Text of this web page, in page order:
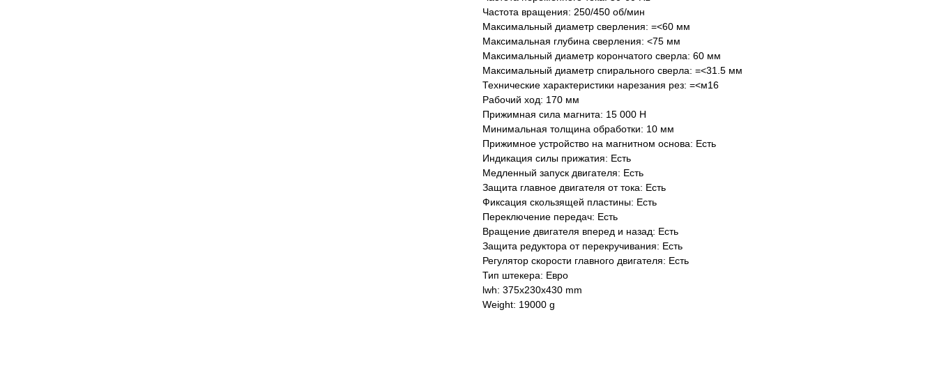
Частота вращения: 250/450 об/мин
Максимальный диаметр сверления: =<60 мм
Максимальная глубина сверления: <75 мм
Максимальный диаметр корончатого сверла: 60 мм
Максимальный диаметр спирального сверла: =<31.5 мм
Технические характеристики нарезания рез: =<м16
Рабочий ход: 170 мм
Прижимная сила магнита: 15 000 Н
Минимальная толщина обработки: 10 мм
Прижимное устройство на магнитном основа: Есть
Индикация силы прижатия: Есть
Медленный запуск двигателя: Есть
Защита главное двигателя от тока: Есть
Фиксация скользящей пластины: Есть
Переключение передач: Есть
Вращение двигателя вперед и назад: Есть
Защита редуктора от перекручивания: Есть
Регулятор скорости главного двигателя: Есть
Тип штекера: Евро
lwh: 375x230x430 mm
Weight: 19000 g